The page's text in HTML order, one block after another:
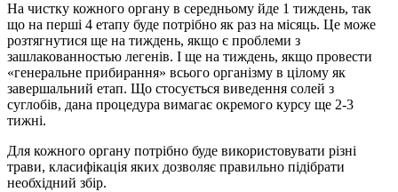
На чистку кожного органу в середньому йде 1 тиждень, так
що на перші 4 етапу буде потрібно як раз на місяць. Це може
розтягнутися ще на тиждень, якщо є проблеми з
зашлакованностью легенів. І ще на тиждень, якщо провести
«генеральне прибирання» всього організму в цілому як
завершальний етап. Що стосується виведення солей з
суглобів, дана процедура вимагає окремого курсу ще 2-3
тижні.
Для кожного органу потрібно буде використовувати різні
трави, класифікація яких дозволяє правильно підібрати
необхідний збір.